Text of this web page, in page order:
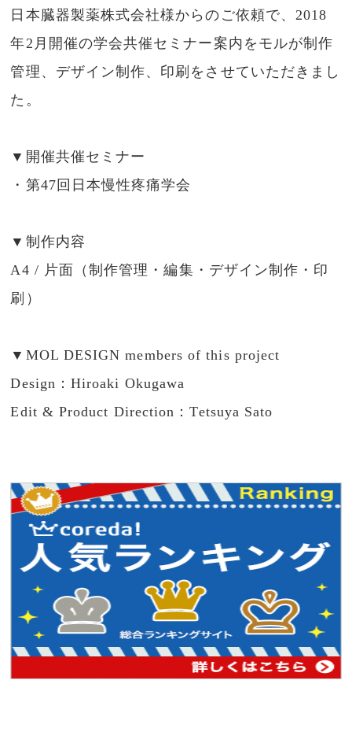
日本臓器製薬株式会社様からのご依頼で、2018
年2月開催の学会共催セミナー案内をモルが制作
管理、デザイン制作、印刷をさせていただきまし
た。
▼開催共催セミナー
・第47回日本慢性疼痛学会
▼制作内容
A4 / 片面（制作管理・編集・デザイン制作・印
刷）
▼MOL DESIGN members of this project
Design：Hiroaki Okugawa
Edit & Product Direction ：Tetsuya Sato